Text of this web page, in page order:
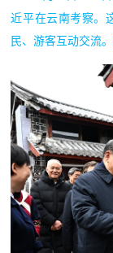
近平在云南考察。
民、游客互动交流